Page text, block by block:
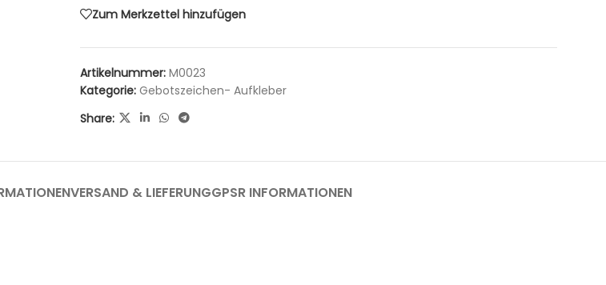
Zum Merkzettel hinzufügen
Artikelnummer: M0023
Kategorie: Gebotszeichen- Aufkleber
Share:
VERSAND & LIEFERUNGGPSR INFORMATIONEN